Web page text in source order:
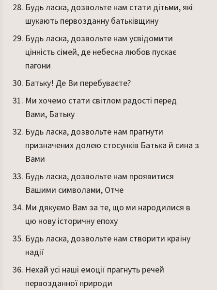
Будь ласка, дозвольте нам стати дітьми, які
шукають первозданну батьківщину
Будь ласка, дозвольте нам усвідомити
цінність сімей, де небесна любов пускає
пагони
Батьку! Де Ви перебуваєте?
Ми хочемо стати світлом радості перед
Вами, Батьку
Будь ласка, дозвольте нам прагнути
призначених долею стосунків Батька й сина з
Вами
Будь ласка, дозвольте нам проявитися
Вашими символами, Отче
Ми дякуємо Вам за те, що ми народилися в
цю нову історичну епоху
Будь ласка, дозвольте нам створити країну
надії
Нехай усі наші емоції прагнуть речей
первозданної природи